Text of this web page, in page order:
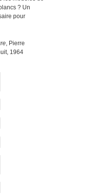
? Un
pour
, Pierre
1964